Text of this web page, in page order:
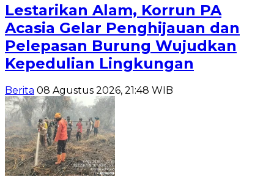
Lestarikan Alam, Korrun PA
Acasia Gelar Penghijauan dan
Pelepasan Burung Wujudkan
Kepedulian Lingkungan
Berita 08 Agustus 2026, 21:48 WIB